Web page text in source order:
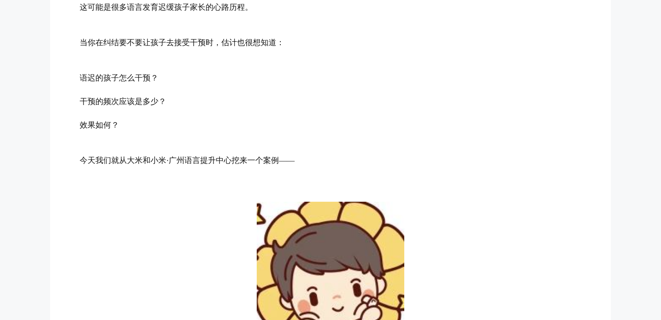
这可能是很多语言发育迟缓孩子家长的心路历程。
当你在纠结要不要让孩子去接受干预时，估计也很想知道：
语迟的孩子怎么干预？
干预的频次应该是多少？
效果如何？
今天我们就从大米和小米·广州语言提升中心挖来一个案例——